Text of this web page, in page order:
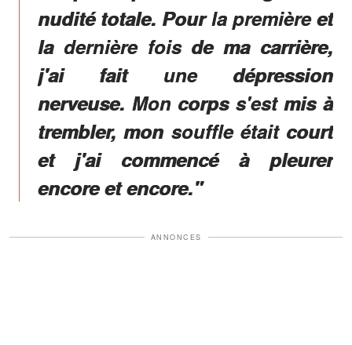
nudité totale. Pour la première et
la dernière fois de ma carrière,
j'ai fait une dépression
nerveuse. Mon corps s'est mis à
trembler, mon souffle était court
et j'ai commencé à pleurer
encore et encore."
ANNONCES